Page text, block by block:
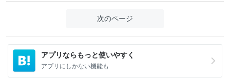
次のページ
アプリならもっと使いやすく
アプリにしかない機能も